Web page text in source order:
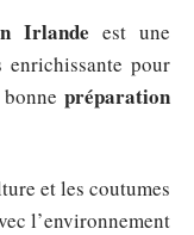
Irlande est une
pour
préparation
et les coutumes
l’environnement